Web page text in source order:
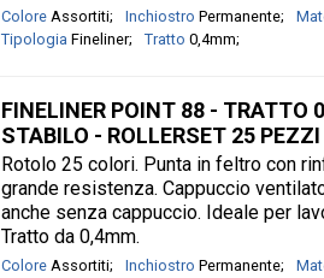
Colore Assortiti Inchiostro Permanente
Tipologia Fineliner Tratto 0,4mm
FINELINER POINT 88 - TRATTO
STABILO - ROLLERSET 25 PEZZI
Rotolo 25 colori. Punta in feltro con
grande resistenza. Cappuccio
anche senza cappuccio. Ideale per
Tratto da 0,4mm.
Colore Assortiti Inchiostro Permanente